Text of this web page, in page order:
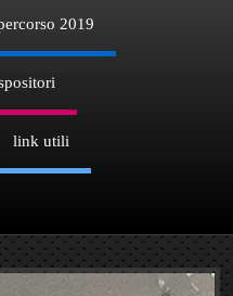
2019
link utili